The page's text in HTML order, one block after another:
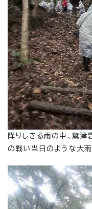
降りしきる雨の中、鷲津
の戦い当日のような大雨